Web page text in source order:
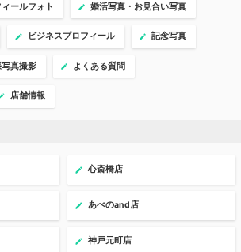
ールフォト 婚活写真・お見合い写真
ビジネスプロフィール 記念写真
真撮影 よくある質問
店舗情報
心斎橋店
あべのand店
神戸元町店